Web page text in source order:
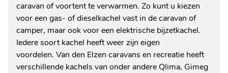
caravan of voortent te verwarmen. Zo kunt u kiezen
voor een gas- of dieselkachel vast in de caravan of
camper, maar ook voor een elektrische bijzetkachel.
Iedere soort kachel heeft weer zijn eigen
voordelen. Van den Elzen caravans en recreatie heeft
verschillende kachels van onder andere Qlima, Gimeg